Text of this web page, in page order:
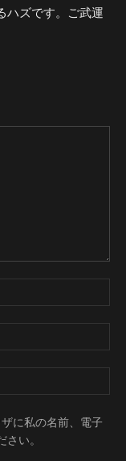
ハズです。ご武運
に私の名前、電子
い。